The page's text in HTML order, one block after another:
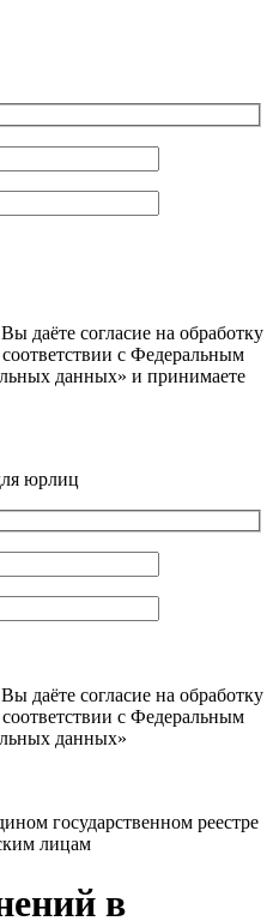
даёте согласие на обработку
с Федеральным
данных» и принимаете
юрлиц
даёте согласие на обработку
с Федеральным
данных»
государственном реестре
лицам
в